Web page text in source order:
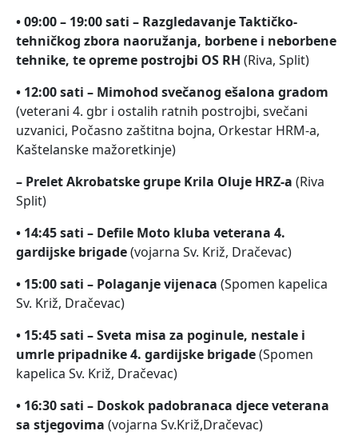
• 09:00 – 19:00 sati – Razgledavanje Taktičko-
tehničkog zbora naoružanja, borbene i neborbene
tehnike, te opreme postrojbi OS RH (Riva, Split)
• 12:00 sati – Mimohod svečanog ešalona gradom
(veterani 4. gbr i ostalih ratnih postrojbi, svečani
uzvanici, Počasno zaštitna bojna, Orkestar HRM-a,
Kaštelanske mažoretkinje)
– Prelet Akrobatske grupe Krila Oluje HRZ-a (Riva
Split)
• 14:45 sati – Defile Moto kluba veterana 4.
gardijske brigade(vojarna Sv. Križ, Dračevac)
• 15:00 sati – Polaganje vijenaca (Spomen kapelica
Sv. Križ, Dračevac)
• 15:45 sati – Sveta misa za poginule, nestale i
umrle pripadnike 4. gardijske brigade(Spomen
kapelica Sv. Križ, Dračevac)
• 16:30 sati – Doskok padobranaca djece veterana
sa stjegovima (vojarna Sv.Križ,Dračevac)